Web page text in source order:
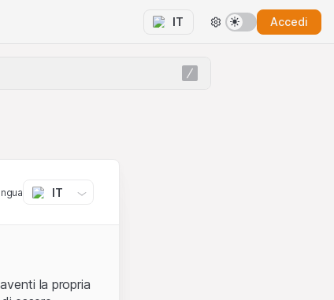
IT Accedi
IT
la propria